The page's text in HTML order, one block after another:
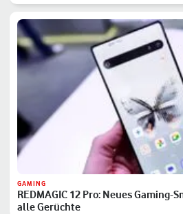
GAMING
REDMAGIC 12 Pro: Neues Gaming-
alle Gerüchte